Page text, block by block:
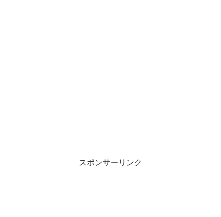
スポンサーリンク